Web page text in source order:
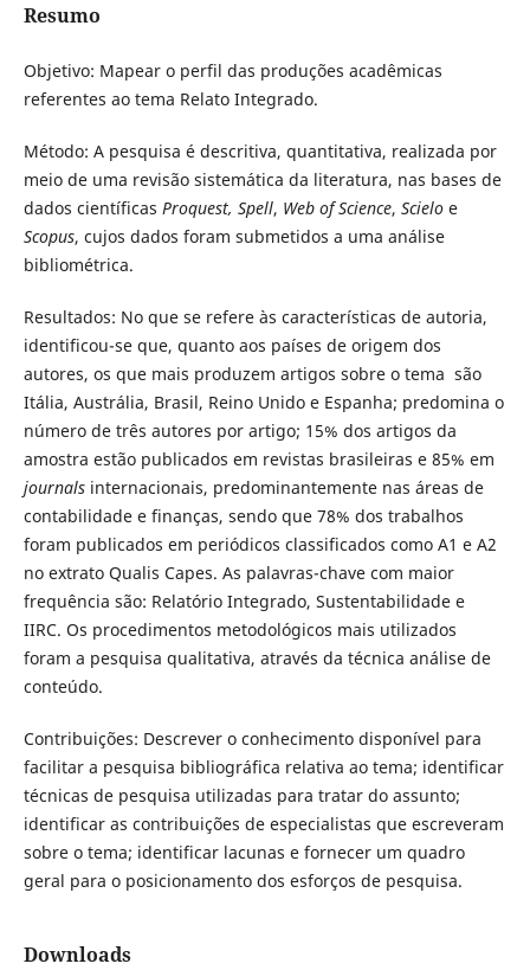
Resumo
Objetivo: Mapear o perfil das produções acadêmicas
referentes ao tema Relato Integrado.
Método: A pesquisa é descritiva, quantitativa, realizada por
meio de uma revisão sistemática da literatura, nas bases de
dados científicas Proquest, Spell, Web of Science, Scielo e
Scopus, cujos dados foram submetidos a uma análise
bibliométrica.
Resultados: No que se refere às características de autoria,
identificou-se que, quanto aos países de origem dos
autores, os que mais produzem artigos sobre o tema são
Itália, Austrália, Brasil, Reino Unido e Espanha; predomina o
número de três autores por artigo; 15% dos artigos da
amostra estão publicados em revistas brasileiras e 85% em
journalsinternacionais, predominantemente nas áreas de
contabilidade e finanças, sendo que 78% dos trabalhos
foram publicados em periódicos classificados como A1 e A2
no extrato Qualis Capes. As palavras-chave com maior
frequência são: Relatório Integrado, Sustentabilidade e
IIRC. Os procedimentos metodológicos mais utilizados
foram a pesquisa qualitativa, através da técnica análise de
conteúdo.
Contribuições: Descrever o conhecimento disponível para
facilitar a pesquisa bibliográfica relativa ao tema; identificar
técnicas de pesquisa utilizadas para tratar do assunto;
identificar as contribuições de especialistas que escreveram
sobre o tema; identificar lacunas e fornecer um quadro
geral para o posicionamento dos esforços de pesquisa.
Downloads